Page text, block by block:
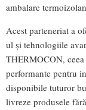
ambalare
Acest parteneriat a
ul și tehnologiile
THERMOCON,
performante pentru
disponibile tuturor
livreze produsele